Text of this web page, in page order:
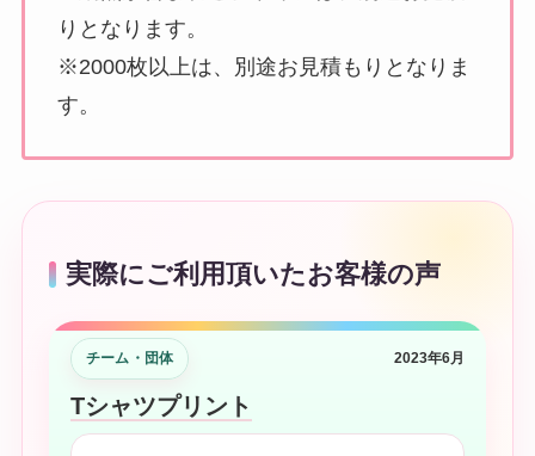
りとなります。
※2000枚以上は、別途お見積もりとなりま
す。
実際にご利用頂いたお客様の声
チーム・団体 2023年6月
Tシャツプリント